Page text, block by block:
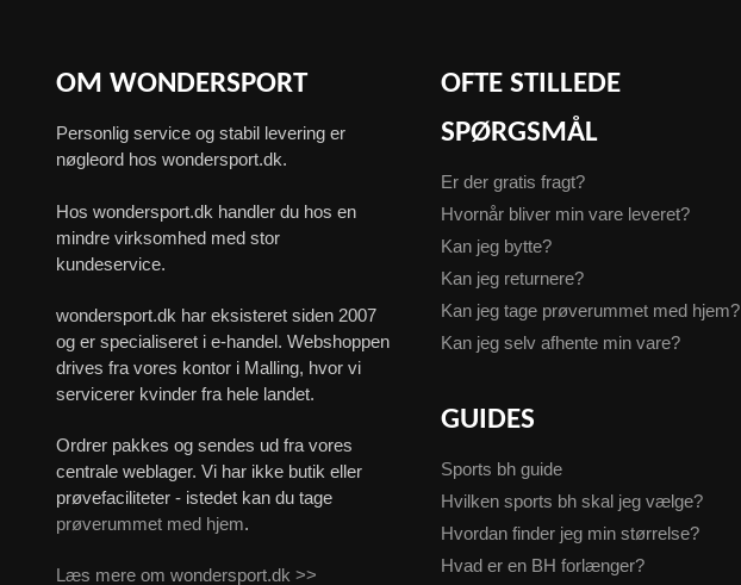
OM WONDERSPORT
Personlig service og stabil levering er
nøgleord hos wondersport.dk.
Hos wondersport.dk handler du hos en
mindre virksomhed med stor
kundeservice.
wondersport.dk har eksisteret siden 2007
og er specialiseret i e-handel. Webshoppen
drives fra vores kontor i Malling, hvor vi
servicerer kvinder fra hele landet.
Ordrer pakkes og sendes ud fra vores
centrale weblager. Vi har ikke butik eller
prøvefaciliteter - istedet kan du tage
prøverummet med hjem.
Læs mere om wondersport.dk >>
OFTE STILLEDE
SPØRGSMÅL
Er der gratis fragt?
Hvornår bliver min vare leveret?
Kan jeg bytte?
Kan jeg returnere?
Kan jeg tage prøverummet med hjem?
Kan jeg selv afhente min vare?
GUIDES
Sports bh guide
Hvilken sports bh skal jeg vælge?
Hvordan finder jeg min størrelse?
Hvad er en BH forlænger?